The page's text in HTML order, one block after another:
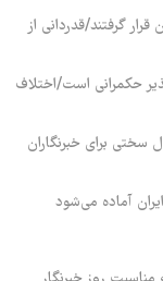
گرفتند/قدردانی از
حکمرانی است/اختلاف
برای خبرنگاران
آماده می‌شود